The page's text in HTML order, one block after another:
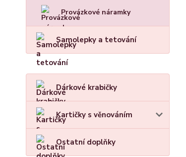
Provázkové náramky
Samolepky a tetování
Dárkové krabičky
Kartičky s věnováním
Ostatní doplňky